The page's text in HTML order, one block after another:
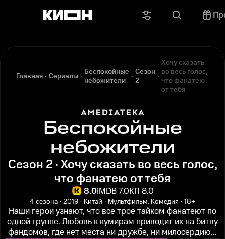
Главная Сериалы
Беспокойные
небожители
Сезон
2
Хочу сказать
во весь голос,
что фанатею
от тебя
Беспокойные
небожители
Сезон 2 · Хочу сказать во весь голос,
что фанатею от тебя
8.0IMDB 7.0КП 8.0
4 сезона 2019 Китай Мультфильм, Комедия 18+
Наши герои узнают, что все трое тайком фанатеют по
одной группе. Любовь к кумирам приводит их на битву
фандомов, где нет места ни дружбе, ни милосердию...